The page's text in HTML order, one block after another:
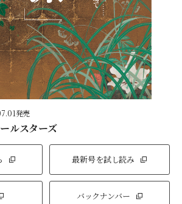
発売
ルスターズ
最新号を試し読み
バックナンバー